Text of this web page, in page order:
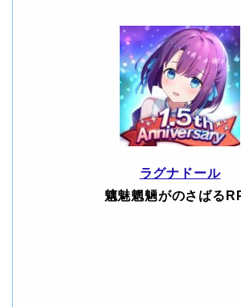
ラグナドール
魑魅魍魎がのさばる